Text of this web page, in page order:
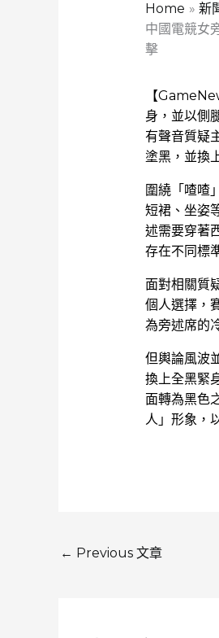
Home
新
中國電競女
擊
【
身，並以側
有聲音質疑
塗黑，並換
圍繞「喳喳
短裙、坐姿
述需要穿著
存在不同標
面對相關質
個人選擇，
為旁述席的
但輿論風波
換上全黑緊
面轉為黑色
人」形象，
← Previous 文章